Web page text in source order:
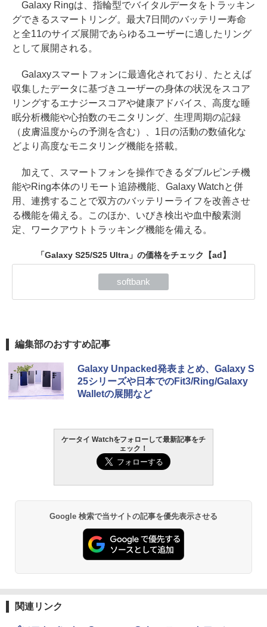
Galaxy Ringは、指輪型でバイタルデータをトラッキン
グできるスマートリング。最大7日間のバッテリー寿命
と全11のサイズ展開であらゆるユーザーに適したリング
として展開される。
Galaxyスマートフォンに最適化されており、たとえば
収集したデータに基づきユーザーの身体の状況をスコア
リングするエナジースコアや健康アドバイス、高度な睡
眠分析機能や心拍数のモニタリング、生理周期の記録
（皮膚温度からの予測を含む）、1日の活動の数値化な
どより高度なモニタリング機能を搭載。
加えて、スマートフォンを操作できるダブルピンチ機
能やRing本体のリモート追跡機能、Galaxy Watchと併
用、連携することで双方のバッテリーライフを改善させ
る機能を備える。このほか、いびき検出や血中酸素測
定、ワークアウトトラッキング機能を備える。
「Galaxy S25/S25 Ultra」の価格をチェック 【ad】
softbank
編集部のおすすめ記事
Galaxy Unpacked発表まとめ、Galaxy S
25シリーズや日本でのFit3/Ring/Galaxy
Walletの展開など
ケータイ Watchをフォローして最新記事をチ
ェック！
Google 検索で当サイトの記事を優先表示させる
関連リンク